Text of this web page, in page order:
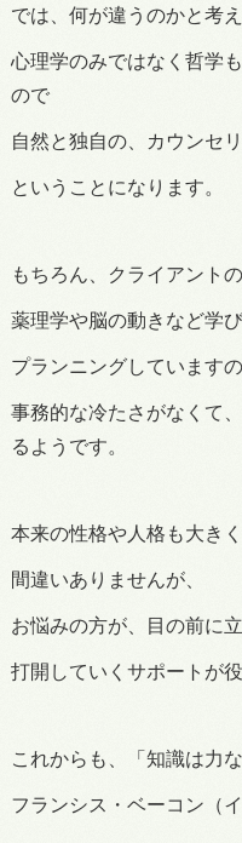
では、何が違うのかと考
心理学のみではなく哲学
ので
自然と独自の、カウンセ
ということになります。
もちろん、クライアント
薬理学や脳の動きなど学
プランニングしています
事務的な冷たさがなくて
るようです。
本来の性格や人格も大き
間違いありませんが、
お悩みの方が、目の前に
打開していくサポートが
これからも、「知識は力
フランシス・ベーコン（